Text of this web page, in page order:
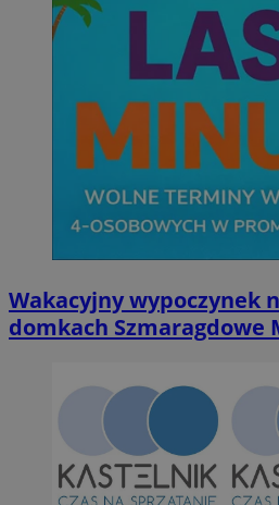
Wakacyjny wypoczynek
domkach Szmaragdowe